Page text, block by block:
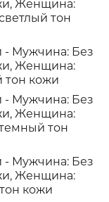
Женщина:
тон
- Мужчина: Без
Женщина:
тон кожи
- Мужчина: Без
Женщина:
тон
- Мужчина: Без
Женщина:
кожи